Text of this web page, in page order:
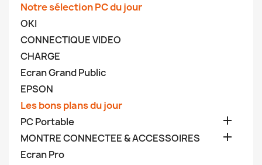
Notre sélection PC du jour
OKI
CONNECTIQUE VIDEO
CHARGE
Ecran Grand Public
EPSON
Les bons plans du jour
PC Portable

MONTRE CONNECTEE & ACCESSOIRES 
Ecran Pro